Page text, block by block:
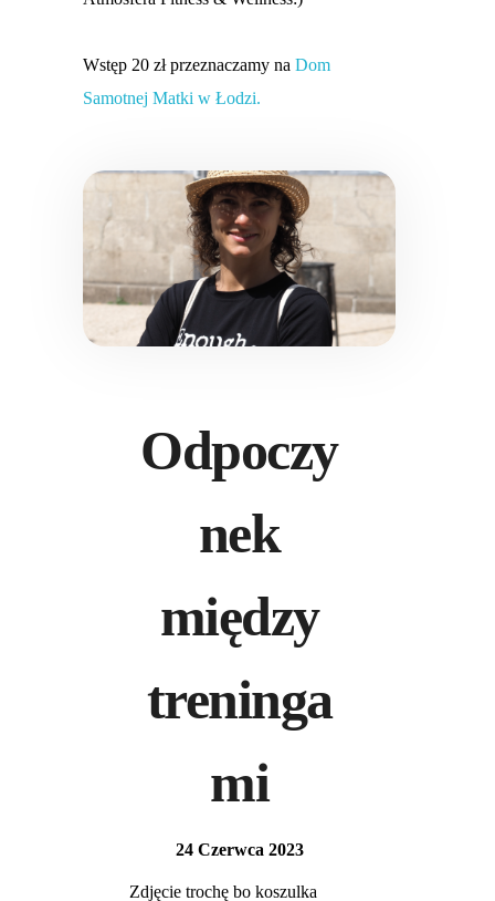
Wstęp 20 zł przeznaczamy na Dom
Samotnej Matki w Łodzi.
Odpoczy
nek
między
treninga
mi
24 Czerwca 2023
Zdjęcie trochę bo koszulka